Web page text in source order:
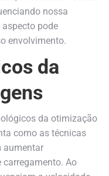
nossa
aspecto pode
envolvimento.
da
da otimização
como as técnicas
aumentar
Ao